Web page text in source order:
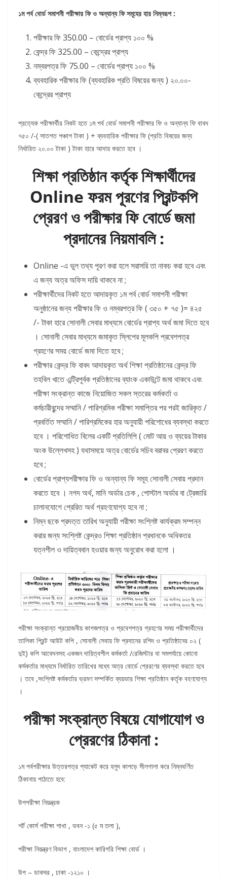
১ম পর্ব বোর্ড সমাপনী পরীক্ষার ফি ও অন্যান্য ফি সমূহের হার নিম্নরূপ :
পরীক্ষার ফি 350.00 – বোর্ডের প্রাপ্য ১০০ %
কেন্দ্র ফি 325.00 – কেন্দ্রের প্রাপ্য
নম্বরপত্র ফি 75.00 – বোর্ডের প্রাপ্য ১০০ %
ব্যবহারিক পরীক্ষার ফি (ব্যবহারিক প্রতি বিষয়ের জন্য ) ২০.০০-
কেন্দ্রের প্রাপ্য
প্রত্যেক পরীক্ষার্থীর নিকট হতে ১ম পর্ব বোর্ড সমাপনী পরীক্ষার ফি ও অন্যান্য ফি বাবদ
৭৫০ /-( সাতশত পঞ্চাশ টাকা ) + ব্যবহারিক পরীক্ষার ফি (প্রতি বিষয়ের জন্য
নির্ধারিত ২০.০০ টাকা ) টাকা হারে আদায় করতে হবে ।
শিক্ষা প্রতিষ্ঠান কর্তৃক শিক্ষার্থীদের
Online ফরম পূরণের প্রিন্টকপি
প্রেরণ ও পরীক্ষার ফি বোর্ডে জমা
প্রদানের নিয়মাবলি :
Online -এ ভুল তথ্য পূরণ করা হলে সরাসরি তা নাকচ করা হবে এবং
এ জন্য অত্র অফিস দায়ি থাকবে না ;
পরীক্ষার্থীদের নিকট হতে আদায়কৃত ১ম পর্ব বোর্ড সমাপনী পরীক্ষা
অনুষ্ঠানের জন্য পরীক্ষার ফি ও নম্বরপত্র ফি ( ৩৫০ + ৭৫ )= ৪২৫
/- টাকা হারে সোনালী সেবার মাধ্যমে বোর্ডের প্রাপ্য অর্থ জমা দিতে হবে
। সোনালী সেবার মাধ্যমে জমাকৃত স্লিপের মূলকপি প্রবেশপত্র
গ্রহণের সময় বোর্ডে জমা দিতে হবে ;
পরীক্ষার কেন্দ্র ফি বাবদ আদায়কৃত অর্থ শিক্ষা প্রতিষ্ঠানের কেন্দ্র ফি
তহবিল খাতে এন্ট্রিপূর্বক প্রতিষ্ঠানের ব্যাংক একাউন্টে জমা থাকবে এবং
পরীক্ষা সংক্রান্ত কাজে নিয়োজিত সকল স্তরের কর্মকর্তা ও
কর্মচারীবৃন্দের সম্মানি / পারিশ্রমিক পরীক্ষা সমাপ্তির পর পরই জারিকৃত /
প্রবর্তিত সম্মানি / পারিশ্রমিকের হার অনুযায়ী পরিশোধের ব্যবস্থা করতে
হবে । পরিশোধিত বিলের একটি প্রতিলিপি ( মোট আয় ও ব্যয়ের টাকার
অংক উল্লেখসহ ) যথাসময়ে অত্র বোর্ডের সচিব বরাবর প্রেরণ করতে
হবে ;
বোর্ডের প্রাপ্যপরীক্ষার ফি ও অন্যান্য ফি সমূহ সোনালী সেবায় প্রদান
করতে হবে । নগদ অর্থ, মানি অর্ডার চেক , পোস্টাল অর্ডার বা ট্রেজারি
চালানযোগে প্রেরিত অর্থ গ্রহণযোগ্য হবে না ;
নিম্ন ছকে প্রদত্ত তারিখ অনুযায়ী পরীক্ষা সংশ্লিষ্ট কার্যক্রম সম্পন্ন
করার জন্য সংশ্লিষ্ট কেন্দ্রও শিক্ষা প্রতিষ্ঠান প্রধানকে অধিকতর
যত্নশীল ও দায়িত্ববান হওয়ার জন্য অনুরোধ করা হলো ।
পরীক্ষা সংক্রান্ত প্রয়োজনীয় কাগজপত্র ও প্রবেশপত্র গ্রহণের সময় পরীক্ষার্থীদের
তালিকা প্রিন্ট আউট কপি , সোনালী সেবায় ফি প্রদানের রশিদ ও প্রতিষ্ঠানের ০২ (
দুই) কপি আবেদনসহ একজন দায়িত্বশীল কর্মকর্তা /রেজিস্টার বা সমপর্যায়ে কোনো
কর্মকর্তার মাধ্যমে নির্ধারিত তারিখের মধ্যে অত্র বোর্ডে প্রেরণের ব্যবস্থা করতে হবে
।তবে ,সংশ্লিষ্ট কর্মকর্তার ভ্রমণ সম্পর্কিত ব্যয়ভার শিক্ষা প্রতিষ্ঠান কর্তৃক বহণযোগ্য
।
পরীক্ষা সংক্রান্ত বিষয়ে যোগাযোগ ও
প্রেরণের ঠিকানা :
১ম পর্বপরীক্ষার উত্তরপত্র প্যাকেট করে হলুদ কাপড়ে সীলগালা করে নিম্নবর্ণিত
ঠিকানায় পাঠাতে হবে:
উপপরীক্ষা নিয়ন্ত্রক
শর্ট কোর্স পরীক্ষা শাখা , ভবন -১ (৫ ম তলা ),
পরীক্ষা নিয়ন্ত্রণ বিভাগ , বাংলাদেশ কারিগরি শিক্ষা বোর্ড ।
উপ – ডাকঘর , ঢাকা -১২১০ ।